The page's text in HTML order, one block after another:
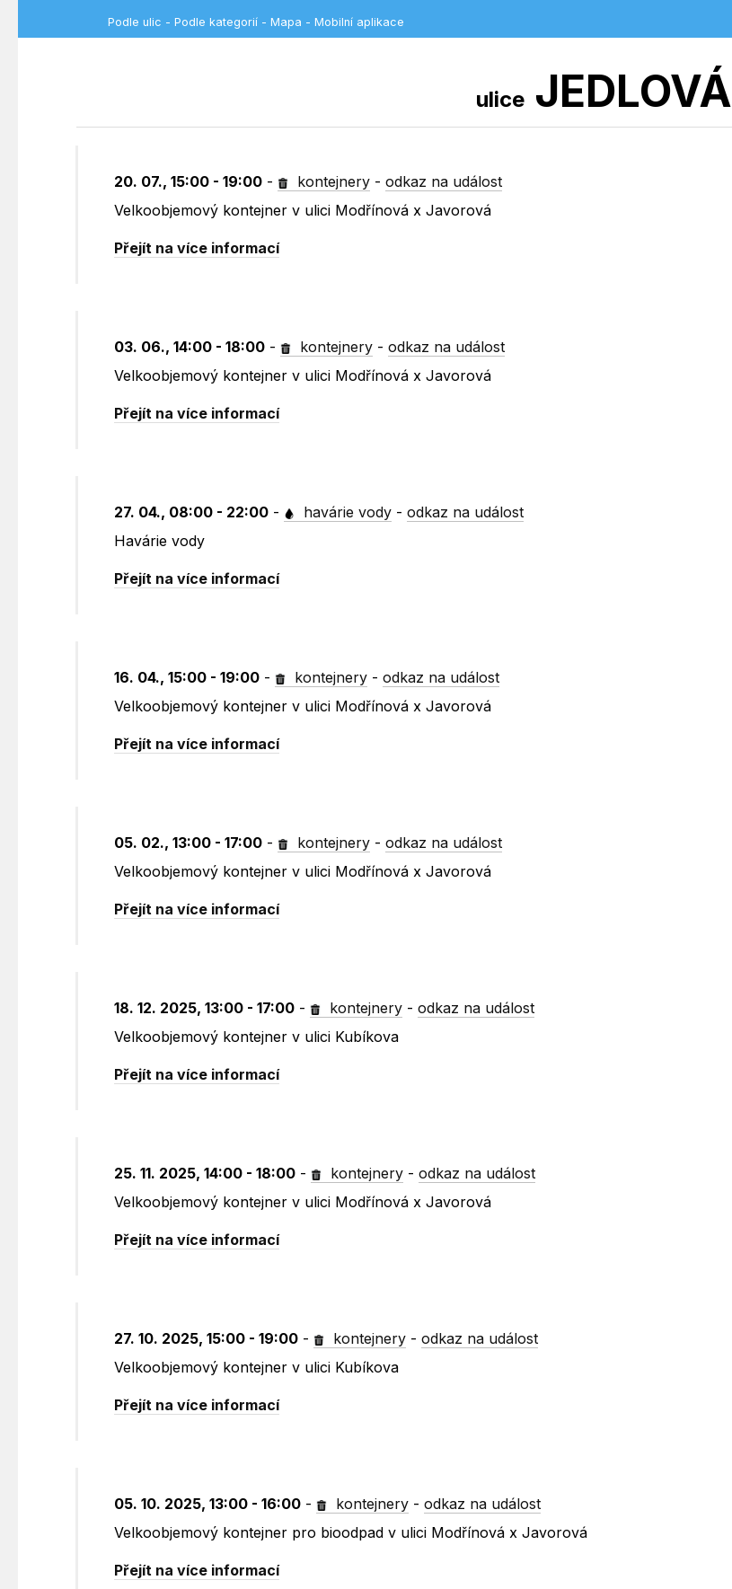
Podle ulic - Podle kategorií - Mapa - Mobilní aplikace
uliceJEDLOVÁ
20. 07., 15:00 - 19:00 - kontejnery -odkaz na událost
Velkoobjemový kontejner v ulici Modřínová x Javorová
Přejít na více informací
03. 06., 14:00 - 18:00 - kontejnery -odkaz na událost
Velkoobjemový kontejner v ulici Modřínová x Javorová
Přejít na více informací
27. 04., 08:00 - 22:00 - havárie vody -odkaz na událost
Havárie vody
Přejít na více informací
16. 04., 15:00 - 19:00 - kontejnery -odkaz na událost
Velkoobjemový kontejner v ulici Modřínová x Javorová
Přejít na více informací
05. 02., 13:00 - 17:00 - kontejnery -odkaz na událost
Velkoobjemový kontejner v ulici Modřínová x Javorová
Přejít na více informací
18. 12. 2025, 13:00 - 17:00 - kontejnery -odkaz na událost
Velkoobjemový kontejner v ulici Kubíkova
Přejít na více informací
25. 11. 2025, 14:00 - 18:00 - kontejnery -odkaz na událost
Velkoobjemový kontejner v ulici Modřínová x Javorová
Přejít na více informací
27. 10. 2025, 15:00 - 19:00 - kontejnery -odkaz na událost
Velkoobjemový kontejner v ulici Kubíkova
Přejít na více informací
05. 10. 2025, 13:00 - 16:00 - kontejnery -odkaz na událost
Velkoobjemový kontejner pro bioodpad v ulici Modřínová x Javorová
Přejít na více informací